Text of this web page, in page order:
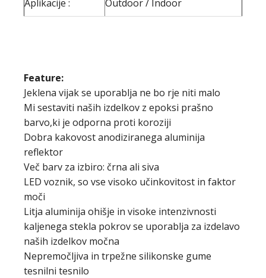
Aplikacije : Outdoor / Indoor
Feature:
Jeklena vijak se uporablja ne bo rje niti malo
Mi sestaviti naših izdelkov z epoksi prašno
barvo,ki je odporna proti koroziji
Dobra kakovost anodiziranega aluminija
reflektor
Več barv za izbiro: črna ali siva
LED voznik, so vse visoko učinkovitost in faktor
moči
Litja aluminija ohišje in visoke intenzivnosti
kaljenega stekla pokrov se uporablja za izdelavo
naših izdelkov močna
Nepremočljiva in trpežne silikonske gume
tesnilni tesnilo